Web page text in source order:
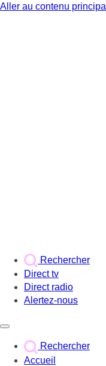
Aller au contenu principal
Rechercher
Direct tv
Direct radio
Alertez-nous
Rechercher
Accueil